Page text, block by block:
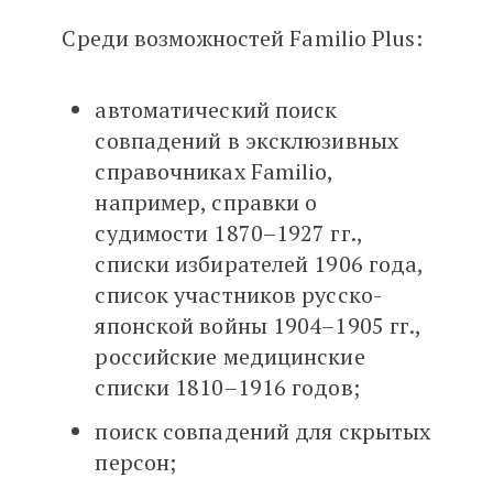
Среди возможностей Familio Plus:
автоматический поиск
совпадений в эксклюзивных
справочниках Familio,
например, справки о
судимости 1870–1927 гг.,
списки избирателей 1906 года,
список участников русско-
японской войны 1904–1905 гг.,
российские медицинские
списки 1810–1916 годов;
поиск совпадений для скрытых
персон;